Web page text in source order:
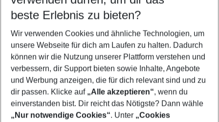
5-8 Nächte
2 Erwachsene Keine Kinder
Mehr Filter anzeigen
beste Erlebnis zu bieten?
Wir verwenden Cookies und ähnliche Technologien, um
unsere Webseite für dich am Laufen zu halten. Dadurch
können wir die Nutzung unserer Plattform verstehen und
verbessern, dir Support bieten sowie Inhalte, Angebote
und Werbung anzeigen, die für dich relevant sind und zu
dir passen. Klicke auf „Alle akzeptieren“, wenn du
einverstanden bist. Dir reicht das Nötigste? Dann wähle
„Nur notwendige Cookies“. Unter „Cookies